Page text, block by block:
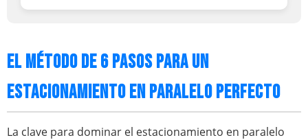
EL MÉTODO DE 6 PASOS PARA UN
ESTACIONAMIENTO EN PARALELO PERFECTO
La clave para dominar el estacionamiento en paralelo